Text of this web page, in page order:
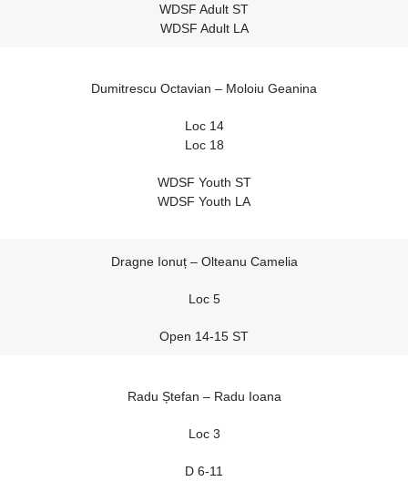
WDSF Adult ST
WDSF Adult LA
Dumitrescu Octavian – Moloiu Geanina
Loc 14
Loc 18
WDSF Youth ST
WDSF Youth LA
Dragne Ionuț – Olteanu Camelia
Loc 5
Open 14-15 ST
Radu Ștefan – Radu Ioana
Loc 3
D 6-11